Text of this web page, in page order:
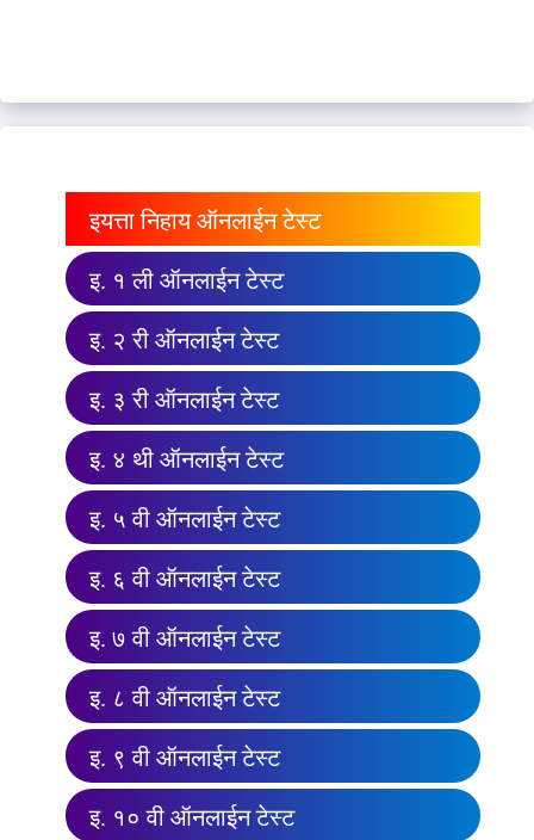
इयत्ता निहाय ऑनलाईन टेस्ट
इ. १ ली ऑनलाईन टेस्ट
इ. २ री ऑनलाईन टेस्ट
इ. ३ री ऑनलाईन टेस्ट
इ. ४ थी ऑनलाईन टेस्ट
इ. ५ वी ऑनलाईन टेस्ट
इ. ६ वी ऑनलाईन टेस्ट
इ. ७ वी ऑनलाईन टेस्ट
इ. ८ वी ऑनलाईन टेस्ट
इ. ९ वी ऑनलाईन टेस्ट
इ. १० वी ऑनलाईन टेस्ट